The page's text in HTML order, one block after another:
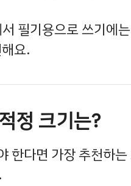
필기용으로 쓰기에는
요.
정 크기는?
한다면 가장 추천하